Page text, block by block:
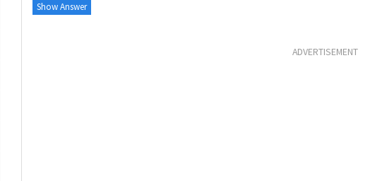
Show Answer
ADVERTISEMENT